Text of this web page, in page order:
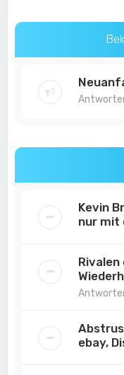
Kevin
nur mit
Rivalen
ebay,